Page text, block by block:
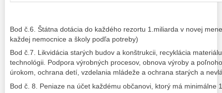
Bod č.6. Štátna dotácia do každého rezortu 1.miliarda v novej
každej nemocnice a školy podľa potreby)
Bod č.7. Likvidácia starých budov a konštrukcii, recyklácia
technológii. Podpora výrobných procesov, obnova výroby a
úrokom, ochrana detí, vzdelania mládeže a ochrana starých a
Bod č. 8. Peniaze na účet každému občanovi, ktorý má minimálne